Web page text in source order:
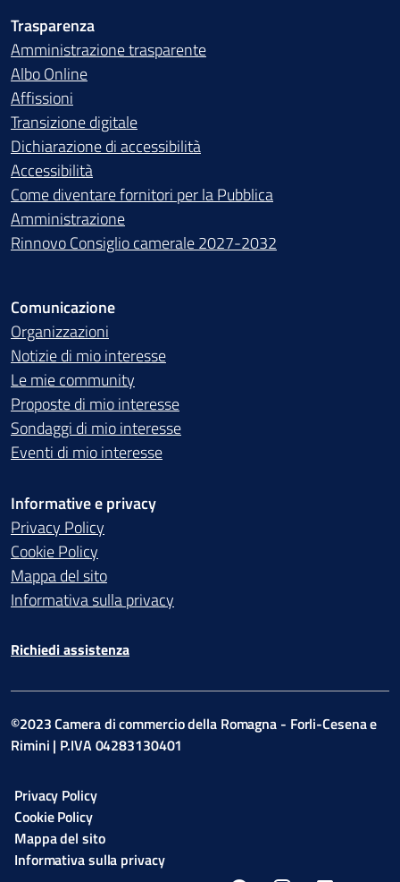
Trasparenza
Amministrazione trasparente
Albo Online
Affissioni
Transizione digitale
Dichiarazione di accessibilità
Accessibilità
Come diventare fornitori per la Pubblica
Amministrazione
Rinnovo Consiglio camerale 2027-2032
Comunicazione
Organizzazioni
Notizie di mio interesse
Le mie community
Proposte di mio interesse
Sondaggi di mio interesse
Eventi di mio interesse
Informative e privacy
Privacy Policy
Cookie Policy
Mappa del sito
Informativa sulla privacy
Richiedi assistenza
©2023 Camera di commercio della Romagna - Forli-Cesena e
Rimini | P.IVA 04283130401
Privacy Policy
Cookie Policy
Mappa del sito
Informativa sulla privacy